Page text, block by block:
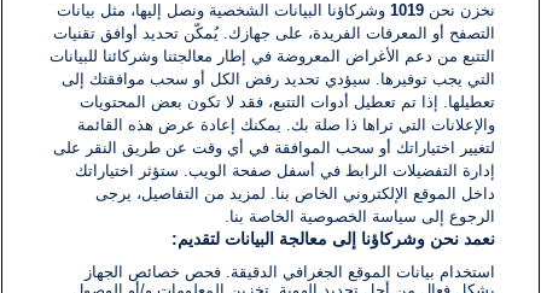
اكتب تعليقًا جديدًا ...
نخزن نحن1019 وشركاؤنا البيانات الشخصية ونصل إليها، مثل بيانات
التصفح أو المعرفات الفريدة، على جهازك. يُمكّن تحديد أوافق تقنيات
التتبع من دعم الأغراض المعروضة في إطار معالجتنا وشركائنا للبيانات
التي يجب توفيرها. سيؤدي تحديد رفض الكل أو سحب موافقتك إلى
تعطيلها. إذا تم تعطيل أدوات التتبع، فقد لا تكون بعض المحتويات
والإعلانات التي تراها ذا صلة بك. يمكنك إعادة عرض هذه القائمة
لتغيير اختياراتك أو سحب الموافقة في أي وقت عن طريق النقر على
إدارة التفضيلات الرابط في أسفل صفحة الويب. ستؤثر اختياراتك
داخل الموقع الإلكتروني الخاص بنا. لمزيد من التفاصيل، يرجى
الرجوع إلى سياسة الخصوصية الخاصة بنا.
نعمد نحن وشركاؤنا إلى معالجة البيانات لتقديم:
استخدام بيانات الموقع الجغرافي الدقيقة. فحص خصائص الجهاز